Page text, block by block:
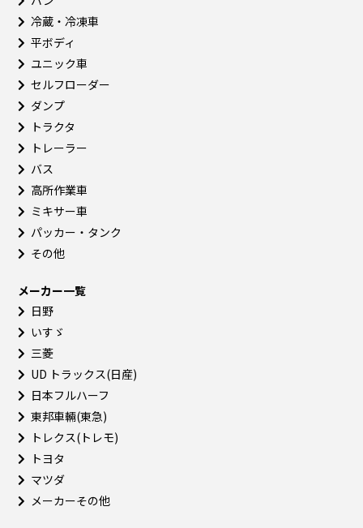
冷蔵・冷凍車
平ボディ
ユニック車
セルフローダー
ダンプ
トラクタ
トレーラー
バス
高所作業車
ミキサー車
パッカー・タンク
その他
メーカー一覧
日野
いすゞ
三菱
UD トラックス(日産)
日本フルハーフ
東邦車輛(東急)
トレクス(トレモ)
トヨタ
マツダ
メーカーその他